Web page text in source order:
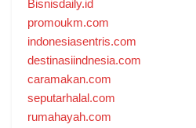
Bisnisdaily.id
promoukm.com
indonesiasentris.com
destinasiindnesia.com
caramakan.com
seputarhalal.com
rumahayah.com